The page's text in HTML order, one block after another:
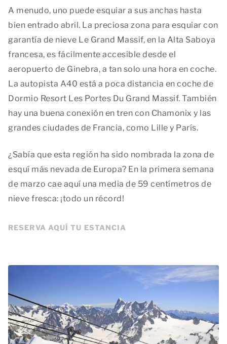
A menudo, uno puede esquiar a sus anchas hasta
bien entrado abril. La preciosa zona para esquiar con
garantía de nieve Le Grand Massif, en la Alta Saboya
francesa, es fácilmente accesible desde el
aeropuerto de Ginebra, a tan solo una hora en coche.
La autopista A40 está a poca distancia en coche de
Dormio Resort Les Portes Du Grand Massif. También
hay una buena conexión en tren con Chamonix y las
grandes ciudades de Francia, como Lille y París.
¿Sabía que esta región ha sido nombrada la zona de
esquí más nevada de Europa? En la primera semana
de marzo cae aquí una media de 59 centímetros de
nieve fresca: ¡todo un récord!
RESERVA AQUÍ TU ESTANCIA